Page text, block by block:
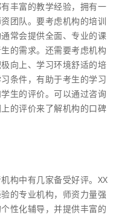
丰富的教学经验，拥有一
团队。要考虑机构的培训
常会提供全面、专业的课
的需求。还需要考虑机构
向上、学习环境舒适的培
条件，有助于考生的学习
生的评价。可以通过咨询
的评价来了解机构的口碑
构中有几家备受好评。XX
的专业机构，师资力量强
性化辅导，并提供丰富的